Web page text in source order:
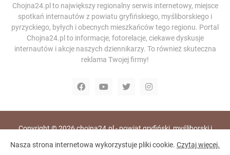
Chojna24.pl to największy regionalny serwis internetowy, miejsce
spotkań internautów z powiatu gryfińskiego, myśliborskiego i
pyrzyckiego, byłych i obecnych mieszkańców tego regionu. Portal
Chojna24.pl to informacje, fotorelacje, ciekawe dyskusje
internautów i akcje naszych dziennikarzy. To również skuteczna
reklama Twojej firmy!
Copyright ©2026chojna24.pl - powiat gryfiński, myśliborski i
Nasza strona internetowa wykorzystuje pliki cookie. Czytaj więcej.